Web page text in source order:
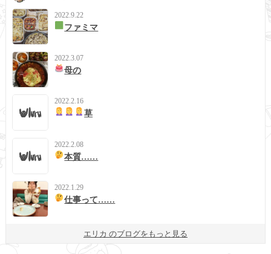
2022.9.22
ファミマ
2022.3.07
母の
2022.2.16
草
2022.2.08
本質……
2022.1.29
仕事って……
エリカ のブログをもっと見る